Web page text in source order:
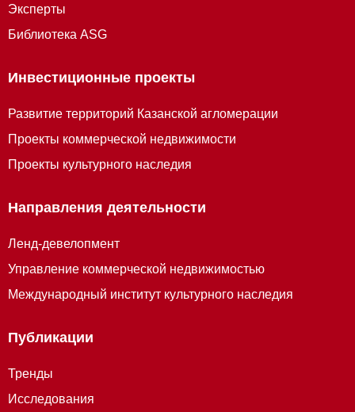
Эксперты
Библиотека ASG
Инвестиционные проекты
Развитие территорий Казанской агломерации
Проекты коммерческой недвижимости
Проекты культурного наследия
Направления деятельности
Ленд-девелопмент
Управление коммерческой недвижимостью
Международный институт культурного наследия
Публикации
Тренды
Исследования